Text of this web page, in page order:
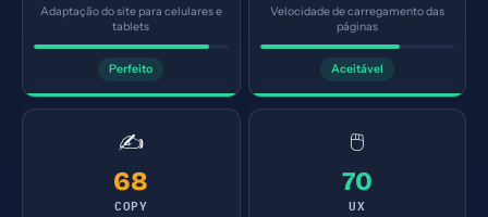
Adaptação do site para celulares e
tablets
Perfeito
Velocidade de carregamento das
páginas
Aceitável
✍️
68
COPY
🖱️
70
UX